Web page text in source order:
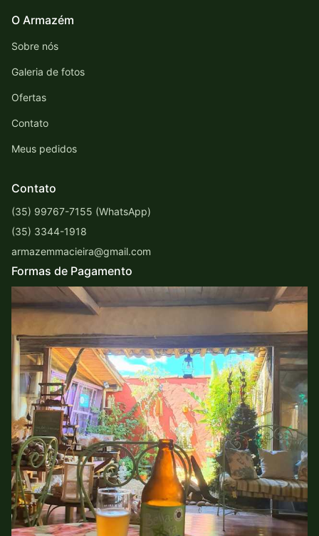
O Armazém
Sobre nós
Galeria de fotos
Ofertas
Contato
Meus pedidos
Contato
(35) 99767-7155 (WhatsApp)
(35) 3344-1918
armazemmacieira@gmail.com
Formas de Pagamento